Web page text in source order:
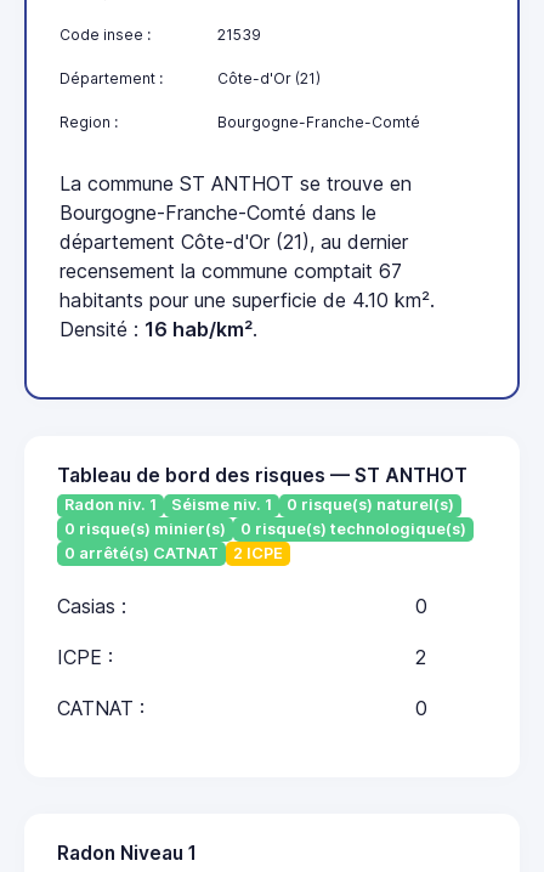
Code insee : 21539
Département : Côte-d'Or (21)
Region : Bourgogne-Franche-Comté
La commune ST ANTHOT se trouve en
Bourgogne-Franche-Comté dans le
département Côte-d'Or (21), au dernier
recensement la commune comptait 67
habitants pour une superficie de 4.10 km².
Densité : 16 hab/km².
Tableau de bord des risques — ST ANTHOT
Radon niv. 1 Séisme niv. 1
0 risque(s) naturel(s)
0 risque(s) minier(s)
0 risque(s) technologique(s)
0 arrêté(s) CATNAT
2 ICPE
Casias : 0
ICPE : 2
CATNAT : 0
Radon Niveau 1